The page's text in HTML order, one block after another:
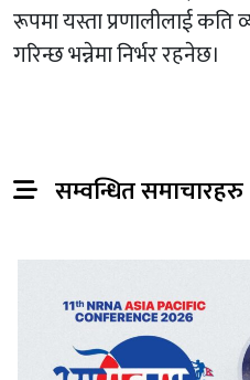
रूपमा यस्ता प्रणालीलाई कति
गरिन्छ भन्नेमा निर्भर रहनेछ।
सम्वन्धित समाचारहरु